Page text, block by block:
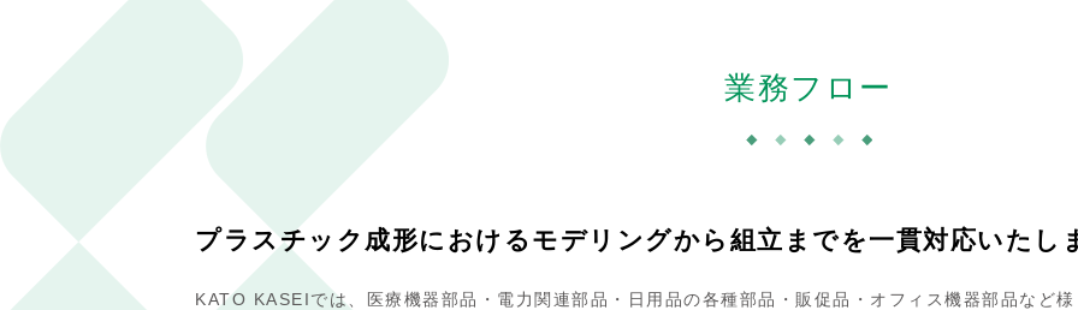
業務フロー
プラスチック成形におけるモデリングから組立までを一貫対応いたし
KATO KASEIでは、医療機器部品・電力関連部品・日用品の各種部品・販促品・オフィス機器部品など